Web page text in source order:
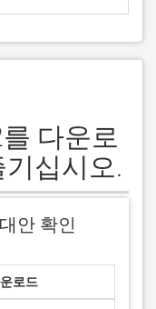
다운로
십시오.
안 확인
로드